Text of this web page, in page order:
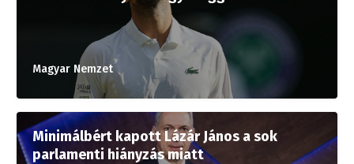
Magyar Nemzet
Minimálbért kapott Lázár János a sok
parlamenti hiányzás miatt